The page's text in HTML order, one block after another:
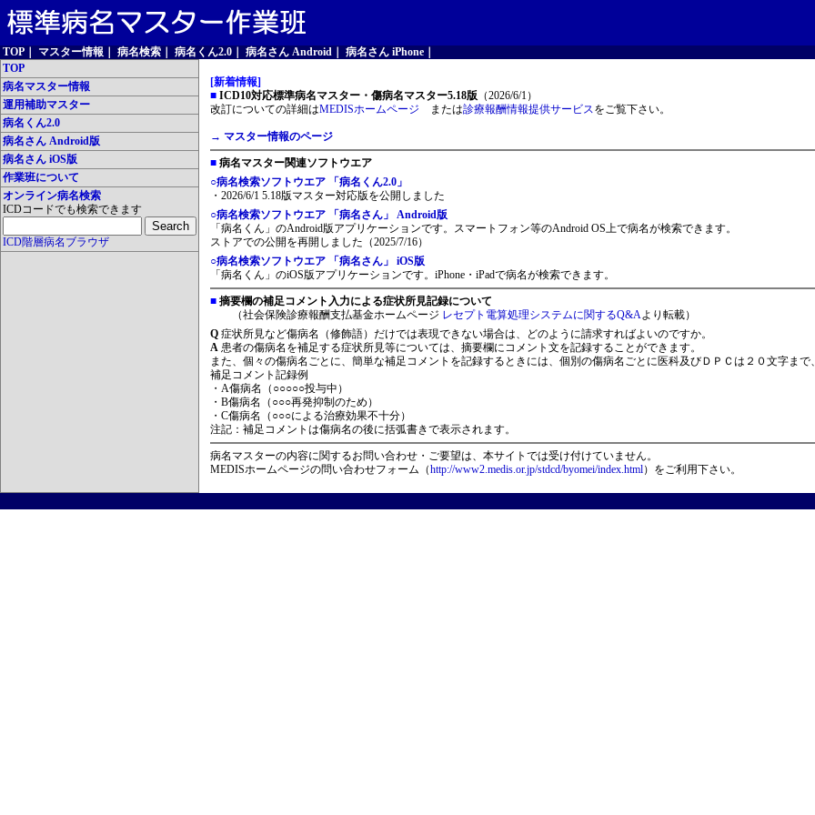
TOP マスター情報 病名検索 病名くん2.0 病名さん Android 病名さん iPhone
TOP
病名マスター情報
運用補助マスター
病名くん2.0
病名さん Android版
病名さん iOS版
作業班について
オンライン病名検索
ICDコードでも検索できます
ICD階層病名ブラウザ
[新着情報]
■ ICD10対応標準病名マスター・傷病名マスター5.18版 （2026/6/1）
改訂についての詳細はMEDISホームページ または診療報酬情報提供サービスをご覧下さい。
→ マスター情報のページ
■ 病名マスター関連ソフトウエア
○病名検索ソフトウエア 「病名くん2.0」
・2026/6/1 5.18版マスター対応版を公開しました
○病名検索ソフトウエア 「病名さん」 Android版
「病名くん」のAndroid版アプリケーションです。スマートフォン等のAndroid OS上で病名が検索できます。
ストアでの公開を再開しました（2025/7/16）
○病名検索ソフトウエア 「病名さん」 iOS版
「病名くん」のiOS版アプリケーションです。iPhone・iPadで病名が検索できます。
■ 摘要欄の補足コメント入力による症状所見記録について
（社会保険診療報酬支払基金ホームページ レセプト電算処理システムに関するQ&Aより転載）
Q 症状所見など傷病名（修飾語）だけでは表現できない場合は、どのように請求すればよいのですか。
A 患者の傷病名を補足する症状所見等については、摘要欄にコメント文を記録することができます。
また、個々の傷病名ごとに、簡単な補足コメントを記録するときには、個別の傷病名ごとに医科及びＤＰＣは２０文字まで
補足コメント記録例
・A傷病名（○○○○○投与中）
・B傷病名（○○○再発抑制のため）
・C傷病名（○○○による治療効果不十分）
注記：補足コメントは傷病名の後に括弧書きで表示されます。
病名マスターの内容に関するお問い合わせ・ご要望は、本サイトでは受け付けていません。
MEDISホームページの問い合わせフォーム（http://www2.medis.or.jp/stdcd/byomei/index.html）をご利用下さい。